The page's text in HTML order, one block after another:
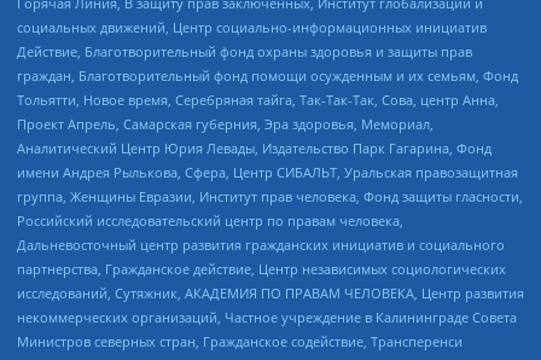
социальных движений, Центр социально-информационных инициатив
Действие, Благотворительный фонд охраны здоровья и защиты прав
граждан, Благотворительный фонд помощи осужденным и их семьям, Фонд
Тольятти, Новое время, Серебряная тайга, Так-Так-Так, Сова, центр Анна,
Проект Апрель, Самарская губерния, Эра здоровья, Мемориал,
Аналитический Центр Юрия Левады, Издательство Парк Гагарина, Фонд
имени Андрея Рылькова, Сфера, Центр СИБАЛЬТ, Уральская правозащитная
группа, Женщины Евразии, Институт прав человека, Фонд защиты гласности,
Российский исследовательский центр по правам человека,
Дальневосточный центр развития гражданских инициатив и социального
партнерства, Гражданское действие, Центр независимых социологических
исследований, Сутяжник, АКАДЕМИЯ ПО ПРАВАМ ЧЕЛОВЕКА, Центр развития
некоммерческих организаций, Частное учреждение в Калининграде Совета
Министров северных стран, Гражданское содействие, Трансперенси